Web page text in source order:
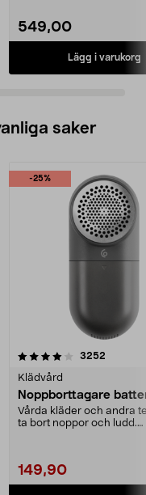
549,00
Lägg i varukorg
saker
-25%
3252
Klädvård
Noppborttagare
Vårda kläder och andra
ta bort noppor och ludd.
149,90
4.5av 5 stjärnor